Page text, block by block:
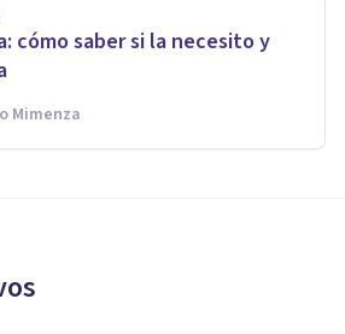
cómo saber si la necesito y
Mimenza